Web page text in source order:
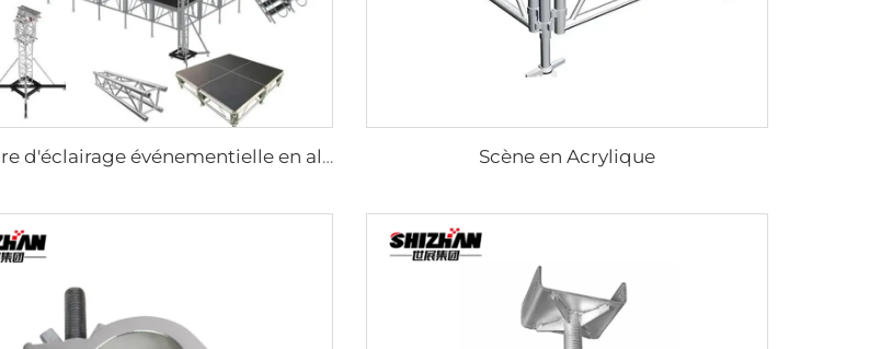
Structure d'éclairage événementielle en aluminium léger et anti-corrosion, décoration d'événement, poutre d'éclairage pour mariage, très demandé Scène en Acrylique